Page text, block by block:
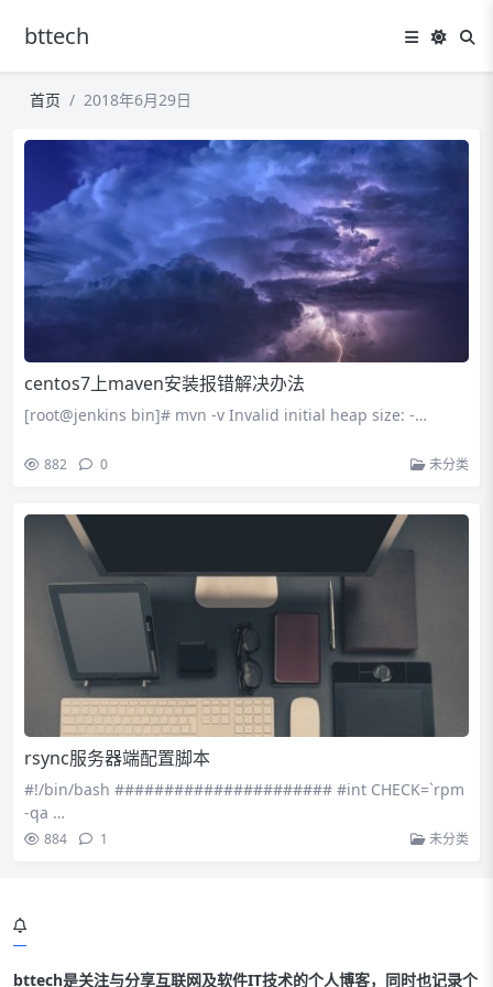
bttech
首页 2018年6月29日
centos7上maven安装报错解决办法
[root@jenkins bin]# mvn -v Invalid initial heap size: -…
882 0 未分类
rsync服务器端配置脚本
#!/bin/bash ###################### #int CHECK=`rpm
-qa …
884 1 未分类
bttech是关注与分享互联网及软件IT技术的个人博客，同时也记录个